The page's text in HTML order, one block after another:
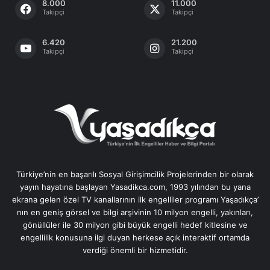
8.000
Takipçi
11.000
Takipçi
6.420
Takipçi
21.200
Takipçi
Türkiye’nin en başarılı Sosyal Girişimcilik Projelerinden bir olarak
yayın hayatına başlayan Yasadikca.com, 1993 yılından bu yana
ekrana gelen özel TV kanallarının ilk engelliler programı Yaşadıkça’
nın en geniş görsel ve bilgi arşivinin 10 milyon engelli, yakınları,
gönüllüler ile 30 milyon gibi büyük engelli hedef kitlesine ve
engellilik konusuna ilgi duyan herkese açık interaktif ortamda
verdiği önemli bir hizmetidir.